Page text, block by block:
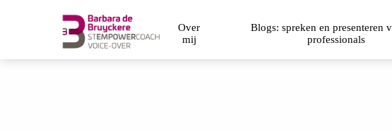
Over
mij
Blogs: spreken en presenteren
professionals
over
gedrag van een